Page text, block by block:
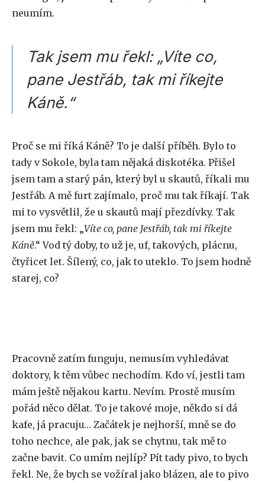
neumím.
Tak jsem mu řekl: „Víte co,
pane Jestřáb, tak mi říkejte
Káně.“
Proč se mi říká Káně? To je další příběh. Bylo to
tady v Sokole, byla tam nějaká diskotéka. Přišel
jsem tam a starý pán, který byl u skautů, říkali mu
Jestřáb. A mě furt zajímalo, proč mu tak říkají. Tak
mi to vysvětlil, že u skautů mají přezdívky. Tak
jsem mu řekl: „Víte co, pane Jestřáb, tak mi říkejte
Káně.“ Vod tý doby, to už je, uf, takových, plácnu,
čtyřicet let. Šílený, co, jak to uteklo. To jsem hodně
starej, co?
Pracovně zatím funguju, nemusím vyhledávat
doktory, k těm vůbec nechodím. Kdo ví, jestli tam
mám ještě nějakou kartu. Nevím. Prostě musím
pořád něco dělat. To je takové moje, někdo si dá
kafe, já pracuju… Začátek je nejhorší, mně se do
toho nechce, ale pak, jak se chytnu, tak mě to
začne bavit. Co umím nejlíp? Pít tady pivo, to bych
řekl. Ne, že bych se vožíral jako blázen, ale to pivo